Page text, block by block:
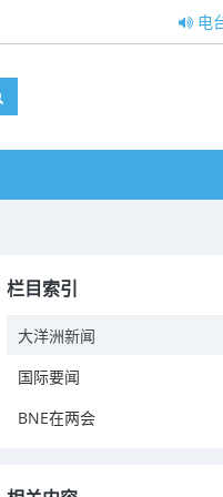
电
栏目索引
大洋洲新闻
国际要闻
BNE在两会